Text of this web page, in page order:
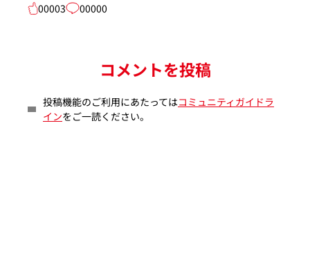
00003
00000
コメントを投稿
投稿機能のご利用にあたってはコミュニティガイドラ
インをご一読ください。